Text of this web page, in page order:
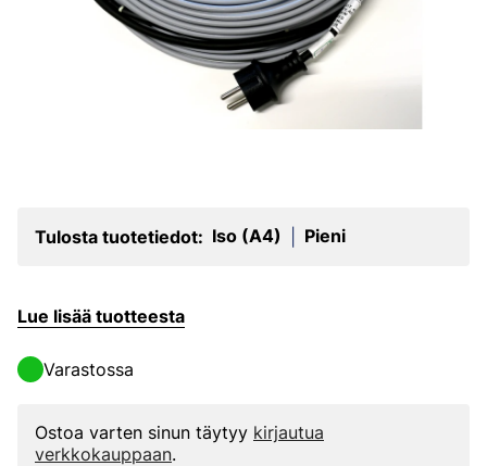
Tulosta tuotetiedot: Iso (A4) Pieni
Lue lisää tuotteesta
Varastossa
Ostoa varten sinun täytyy kirjautua
verkkokauppaan.